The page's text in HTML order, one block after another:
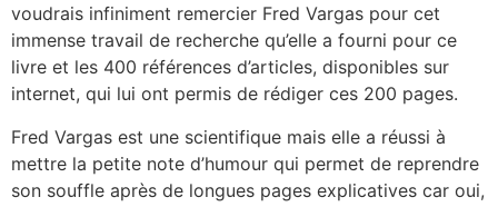
voudrais infiniment remercier Fred Vargas pour cet
immense travail de recherche qu’elle a fourni pour ce
livre et les 400 références d’articles, disponibles sur
internet, qui lui ont permis de rédiger ces 200 pages.
Fred Vargas est une scientifique mais elle a réussi à
mettre la petite note d’humour qui permet de reprendre
son souffle après de longues pages explicatives car oui,